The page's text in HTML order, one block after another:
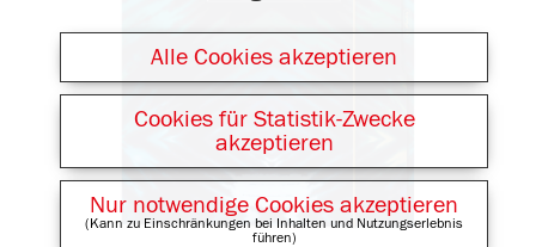
Alle Cookies akzeptieren
Cookies für Statistik-Zwecke
akzeptieren
Nur notwendige Cookies akzeptieren
(Kann zu Einschränkungen bei Inhalten und Nutzungserlebnis
führen)